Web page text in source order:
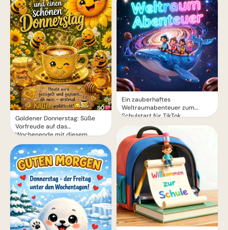
Goldener Donnerstag: Süße
Vorfreude auf das
Wochenende mit diesem
zauberhaften Gruß
Ein zauberhaftes
Weltraumabenteuer zum
Schulstart für TikTok